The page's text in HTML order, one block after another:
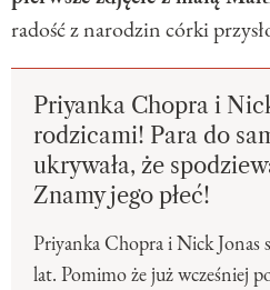
radość z narodzin córki
Priyanka Chopra i
rodzicami! Para do
ukrywała, że
Znamy jego płeć!
Priyanka Chopra i Nick Jonas
lat. Pomimo że już wcześniej